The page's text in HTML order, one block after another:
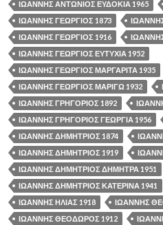
ΙΩΑΝΝΗΣ ΑΝΤΩΝΙΟΣ ΕΥΔΟΚΙΑ 1965
ΙΩΑΝΝΗΣ ΓΕΩΡΓΙΟΣ 1873
ΙΩΑΝΝΗΣ ΓΕΩΡΓΙΟΣ 1916
ΙΩΑΝΝΗΣ ΓΕΩΡΓΙΟΣ ΕΥΤΥΧΙΑ 1952
ΙΩΑΝΝΗΣ ΓΕΩΡΓΙΟΣ ΜΑΡΓΑΡΙΤΑ 1935
ΙΩΑΝΝΗΣ ΓΕΩΡΓΙΟΣ ΜΑΡΙΓΩ 1932
ΙΩΑΝΝΗΣ ΓΡΗΓΟΡΙΟΣ 1892
ΙΩΑΝΝΗΣ ΓΡΗΓΟΡΙΟΣ ΓΕΩΡΓΙΑ 1956
ΙΩΑΝΝΗΣ ΔΗΜΗΤΡΙΟΣ 1874
ΙΩΑΝΝΗΣ ΔΗΜΗΤΡΙΟΣ 1919
ΙΩΑΝΝΗΣ ΔΗΜΗΤΡΙΟΣ ΔΗΜΗΤΡΑ 1951
ΙΩΑΝΝΗΣ ΔΗΜΗΤΡΙΟΣ ΚΑΤΕΡΙΝΑ 1941
ΙΩΑΝΝΗΣ ΗΛΙΑΣ 1918
ΙΩΑΝΝΗΣ
ΙΩΑΝΝΗΣ ΘΕΟΔΩΡΟΣ 1912